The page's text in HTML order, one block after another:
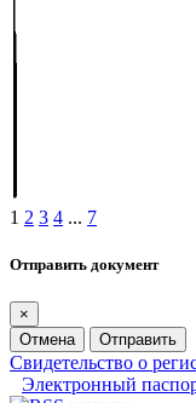
1 2 3 4 ... 7
Отправить документ
×
Отмена
Отправить
Свидетельство о
Электронный